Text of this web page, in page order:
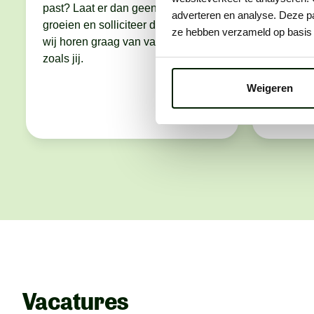
adverteren en analyse. Deze
ze hebben verzameld op
Weigeren
past? Laat er dan geen gras over
groeien en solliciteer direct. Want
wij horen graag van vakidioten
zoals jij.
We
maken
het voor
Vacatures